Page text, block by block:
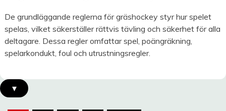
De grundläggande reglerna för gräshockey styr hur spelet
spelas, vilket säkerställer rättvis tävling och säkerhet för alla
deltagare. Dessa regler omfattar spel, poängräkning,
spelarkondukt, foul och utrustningsregler.
▾